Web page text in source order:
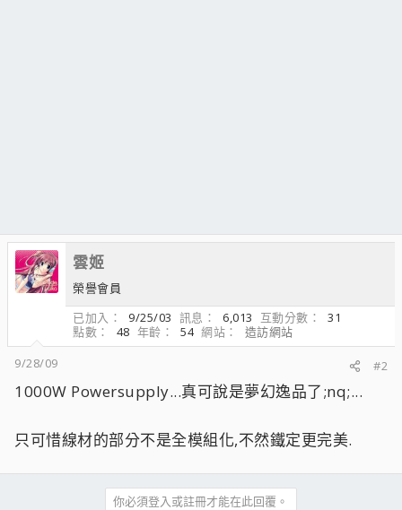
雲姬
榮譽會員
已加入
9/25/03 訊息 6,013 互動分數
31
點數
48 年齡 54 網站
造訪網站
9/28/09
#2
1000W Powersupply...真可說是夢幻逸品了;nq;...
只可惜線材的部分不是全模組化,不然鐵定更完美.
你必須登入或註冊才能在此回覆。